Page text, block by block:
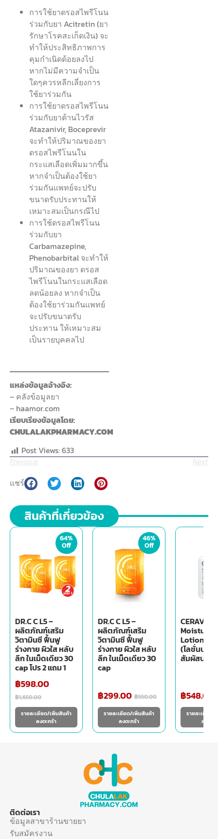
การใช้ยาดรอสไพรีโนน
ร่วมกับยา Acitretin (ยา
รักษาโรคสะเก็ดเงิน) จะ
ทำให้ประสิทธิภาพการ
คุมกำเนิดด้อยลงไป
หากไม่มีความจำเป็น
ใดๆควรหลีกเลี่ยงการ
ใช้ยาร่วมกัน
การใช้ยาดรอสไพรีโนน
ร่วมกับยาต้านไวรัส
Atazanivir, Boceprevir
จะทำให้ปริมาณของยา
ดรอสไพรีโนนใน
กระแสเลือดเพิ่มมากขึ้น
หากจำเป็นต้องใช้ยา
ร่วมกันแพทย์จะปรับ
ขนาดรับประทานให้
เหมาะสมเป็นกรณีไป
การใช้ดรอสไพรีโนน
ร่วมกับยา
Carbamazepine,
Phenobarbital จะทำให้
ปริมาณของยา ดรอส
ไพรีโนนในกระแสเลือด
ลดน้อยลง หากจำเป็น
ต้องใช้ยาร่วมกันแพทย์
จะปรับขนาดรับ
ประทาน ให้เหมาะสม
เป็นรายบุคคลไป
แหล่งข้อมูลอ้างอิง:
– คลังข้อมูลยา
– haamor.com
เรียบเรียงข้อมูลโดย:
CHULALAKPHARMACY.COM
Post Views: 633
Previous Next
แชร์
สินค้าที่เกี่ยวข้อง
DR.C C L5 –
ผลิตภัณฑ์เสริม
วิตามินซี ฟื้นฟู
ร่างกาย ผิวใส หลับ
ลึก ในเม็ดเดียว 30
cap โปร 2 แถม 1
฿598.00
฿1,650.00
64%
Off
รายละเอียด/เพิ่มสินค้า
ลงตะกร้า
DR.C C L5 –
ผลิตภัณฑ์เสริม
วิตามินซี ฟื้นฟู
ร่างกาย ผิวใส หลับ
ลึก ในเม็ดเดียว 30
cap
฿299.00 ฿550.00
46%
Off
รายละเอียด/เพิ่มสินค้า
ลงตะกร้า
CERAVE
Lotion
(โลชั่นบำรุ
สัมผัสบางเ
฿548.00
รายละเอียด/
ลงตะก
ติดต่อเรา
ข้อมูลสาขาร้านขายยา
รับสมัครงาน